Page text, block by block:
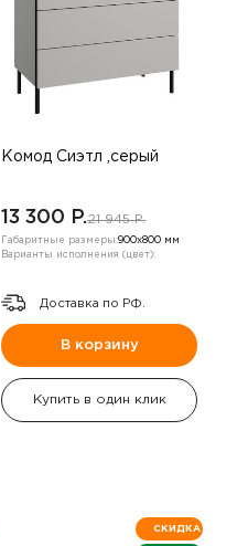
Комод Сиэтл ,серый
13 300 P.21 945 P.
Габаритные размеры:900х800 мм
Варианты исполнения (цвет):
Доставка по РФ.
В корзину
Купить в один клик
СКИДКА